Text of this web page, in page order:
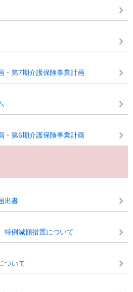
・第7期介護保険事業計画
・第6期介護保険事業計画
出書
例減額措置について
ついて